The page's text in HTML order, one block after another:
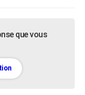
que vous